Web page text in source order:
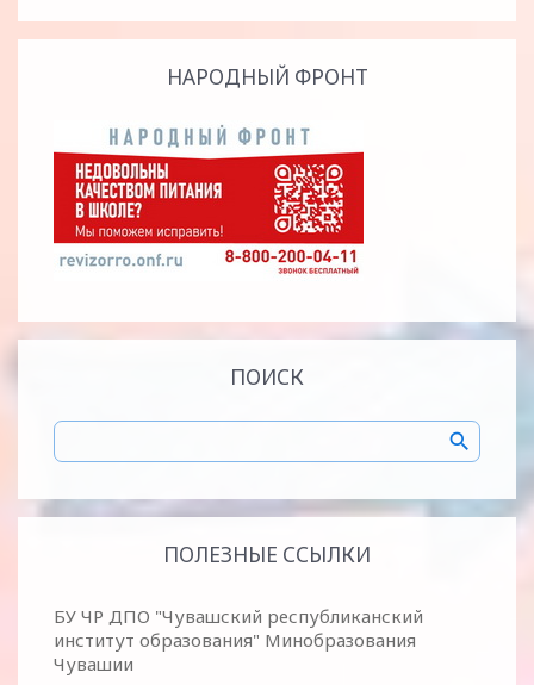
НАРОДНЫЙ ФРОНТ
ПОИСК
ПОЛЕЗНЫЕ ССЫЛКИ
БУ ЧР ДПО "Чувашский республиканский
институт образования" Минобразования
Чувашии